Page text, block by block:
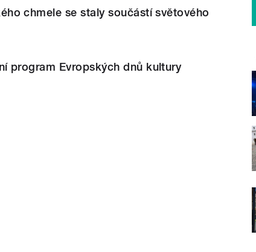
chmele se staly součástí světového
program Evropských dnů kultury